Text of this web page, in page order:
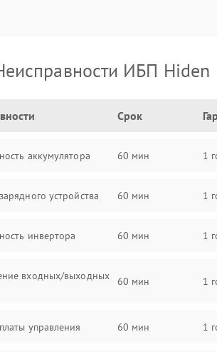
ИБП Hiden
Срок
аккумулятора 60 мин 1
устройства 60 мин 1
инвертора 60 мин 1
входных/выходных
60 мин 1
управления 60 мин 1